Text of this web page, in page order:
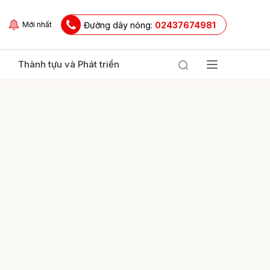
Mới nhất Đường dây nóng: 02437674981
Thành tựu và Phát triển